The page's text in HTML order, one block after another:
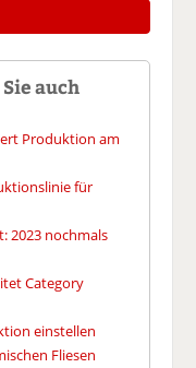
auch
Produktion am
für
2023 nochmals
Category
einstellen
Fliesen